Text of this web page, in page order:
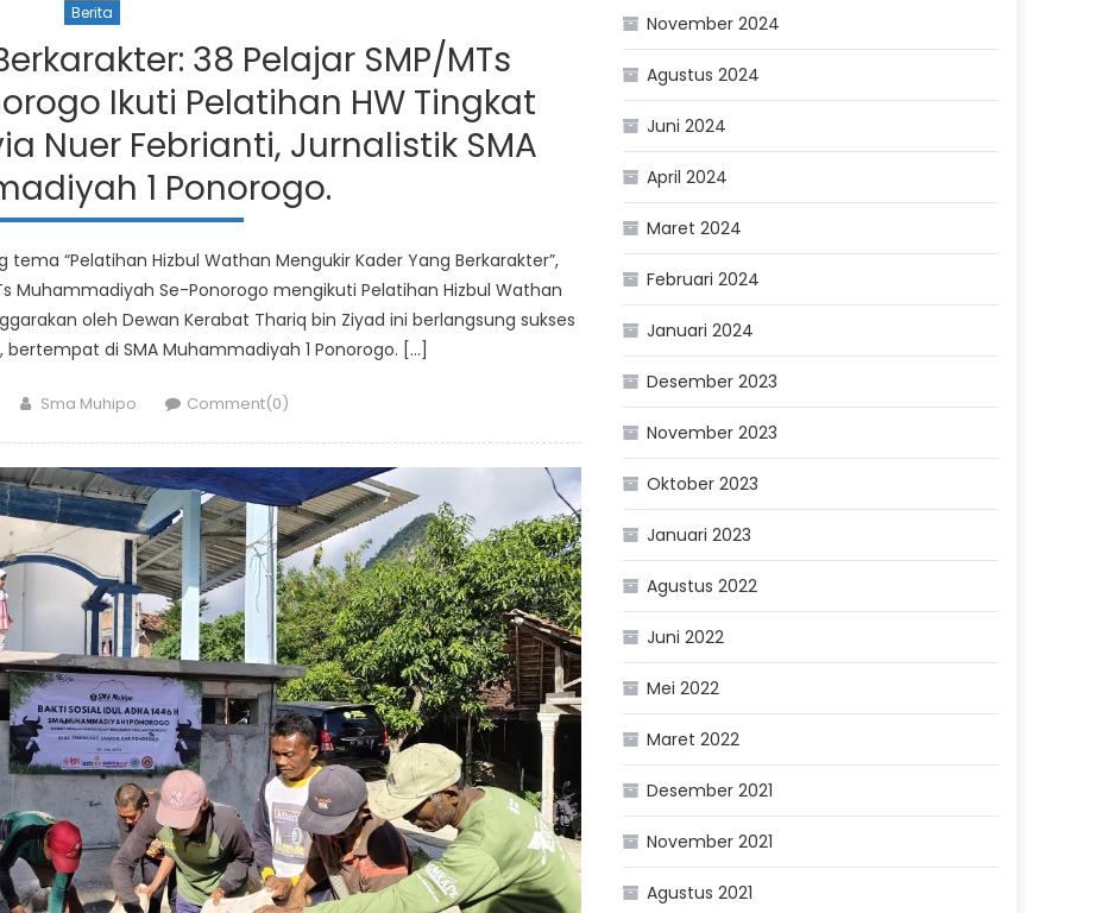
Berita
38 Pelajar SMP/MTs
Ikuti Pelatihan HW Tingkat
Nuer Febrianti, Jurnalistik SMA
1 Ponorogo.
“Pelatihan Hizbul Wathan Mengukir Kader Yang Berkarakter”,
Muhammadiyah Se-Ponorogo mengikuti Pelatihan Hizbul Wathan
oleh Dewan Kerabat Thariq bin Ziyad ini berlangsung sukses
bertempat di SMA Muhammadiyah 1 Ponorogo. […]
Author
Sma Muhipo Comment(0)
November 2024
Agustus 2024
Juni 2024
April 2024
Maret 2024
Februari 2024
Januari 2024
Desember 2023
November 2023
Oktober 2023
Januari 2023
Agustus 2022
Juni 2022
Mei 2022
Maret 2022
Desember 2021
November 2021
Agustus 2021